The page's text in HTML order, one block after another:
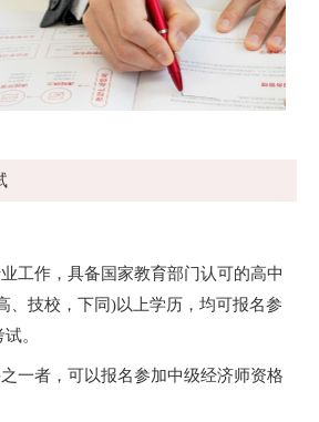
工作，具备国家教育部门认可的高中
、技校，下同)以上学历，均可报名参
。
一者，可以报名参加中级经济师资格